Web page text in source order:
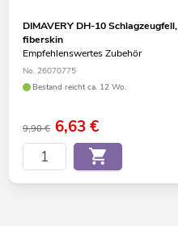
DIMAVERY DH-10 Schlagzeugfell,
fiberskin
Empfehlenswertes Zubehör
No. 26070775
Bestand reicht ca. 12 Wo.
9,90 € 6,63€